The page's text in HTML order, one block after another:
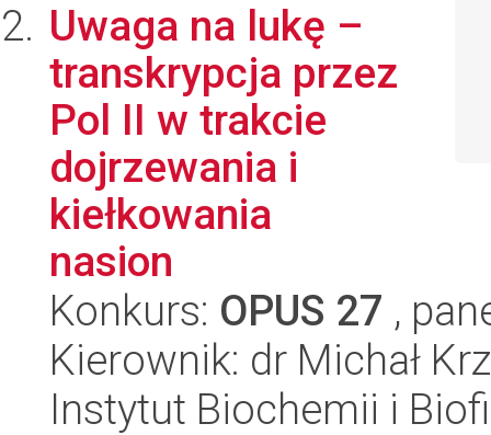
Uwaga na lukę –
transkrypcja przez
Pol II w trakcie
dojrzewania i
kiełkowania
nasion
Konkurs: OPUS 27 ,
Kierownik: dr Michał
Instytut Biochemii i